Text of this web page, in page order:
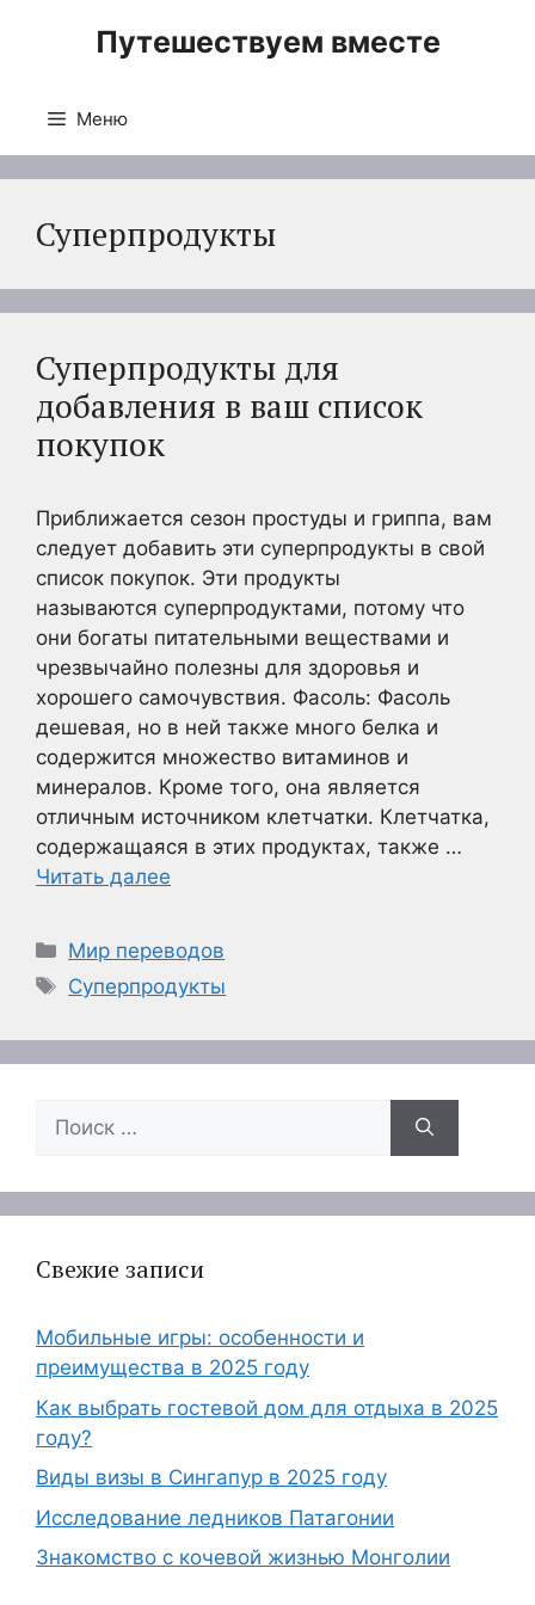
Путешествуем вместе
Меню
Суперпродукты
Суперпродукты для
добавления в ваш список
покупок
Приближается сезон простуды и гриппа, вам
следует добавить эти суперпродукты в свой
список покупок. Эти продукты
называются суперпродуктами, потому что
они богаты питательными веществами и
чрезвычайно полезны для здоровья и
хорошего самочувствия. Фасоль: Фасоль
дешевая, но в ней также много белка и
содержится множество витаминов и
минералов. Кроме того, она является
отличным источником клетчатки. Клетчатка,
содержащаяся в этих продуктах, также …
Читать далее
Рубрики
Мир переводов
Метки
Суперпродукты
Поиск:
Свежие записи
Мобильные игры: особенности и
преимущества в 2025 году
Как выбрать гостевой дом для отдыха в 2025
году?
Виды визы в Сингапур в 2025 году
Исследование ледников Патагонии
Знакомство с кочевой жизнью Монголии